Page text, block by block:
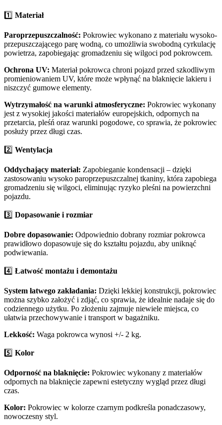
1️⃣ Materiał
Paroprzepuszczalność: Pokrowiec wykonano z materiału wysoko-
przepuszczającego parę wodną, co umożliwia swobodną cyrkulację
powietrza, zapobiegając gromadzeniu się wilgoci pod pokrowcem.
Ochrona UV: Materiał pokrowca chroni pojazd przed szkodliwym
promieniowaniem UV, które może wpłynąć na blaknięcie lakieru i
niszczyć gumowe elementy.
Wytrzymałość na warunki atmosferyczne: Pokrowiec wykonany
jest z wysokiej jakości materiałów europejskich, odpornych na
przetarcia, pleśń oraz warunki pogodowe, co sprawia, że pokrowiec
posłuży przez długi czas.
2️⃣ Wentylacja
Oddychający materiał: Zapobieganie kondensacji – dzięki
zastosowaniu wysoko paroprzepuszczalnej tkaniny, która zapobiega
gromadzeniu się wilgoci, eliminując ryzyko pleśni na powierzchni
pojazdu.
3️⃣ Dopasowanie i rozmiar
Dobre dopasowanie: Odpowiednio dobrany rozmiar pokrowca
prawidłowo dopasowuje się do kształtu pojazdu, aby uniknąć
podwiewania.
4️⃣ Łatwość montażu i demontażu
System łatwego zakładania: Dzięki lekkiej konstrukcji, pokrowiec
można szybko założyć i zdjąć, co sprawia, że idealnie nadaje się do
codziennego użytku. Po złożeniu zajmuje niewiele miejsca, co
ułatwia przechowywanie i transport w bagażniku.
Lekkość: Waga pokrowca wynosi +/- 2 kg.
5️⃣ Kolor
Odporność na blaknięcie: Pokrowiec wykonany z materiałów
odpornych na blaknięcie zapewni estetyczny wygląd przez długi
czas.
Kolor: Pokrowiec w kolorze czarnym podkreśla ponadczasowy,
nowoczesny styl.